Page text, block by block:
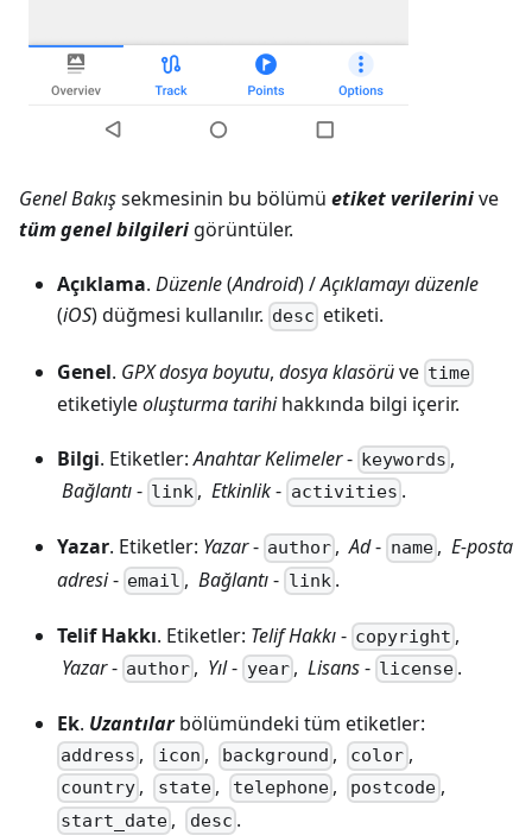
Genel Bakışsekmesinin bu bölümü etiket verilerinive
tüm genel bilgileri görüntüler.
Açıklama. Düzenle(Android) /Açıklamayı düzenle
(iOS) düğmesi kullanılır. desc etiketi.
Genel. GPX dosya boyutu, dosya klasörüve time
etiketiyleoluşturma tarihihakkında bilgi içerir.
Bilgi. Etiketler:Anahtar Kelimeler- keywords ,
Bağlantı- link ,Etkinlik- activities .
Yazar. Etiketler: Yazar- author ,Ad- name, E-posta
adresi- email ,Bağlantı- link.
Telif Hakkı. Etiketler: Telif Hakkı- copyright ,
Yazar- author , Yıl- year, Lisans- license .
Ek. Uzantılarbölümündeki tüm etiketler:
address , icon , background , color,
country , state, telephone , postcode,
start_date , desc .